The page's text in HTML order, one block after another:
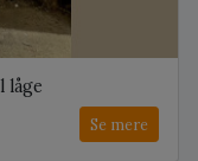
låge
Se mere